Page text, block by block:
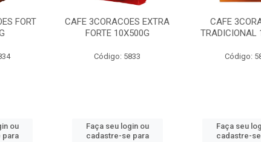
FORT
ou
para
CAFE 3CORACOES EXTRA
FORTE 10X500G
Código: 5833
Faça seu login ou
cadastre-se para
CAFE
TRADICIONAL
Código:
Faça seu
cadastre-